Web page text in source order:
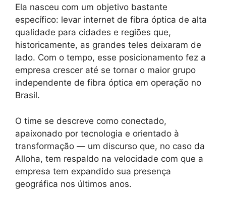
Ela nasceu com um objetivo bastante
específico: levar internet de fibra óptica de alta
qualidade para cidades e regiões que,
historicamente, as grandes teles deixaram de
lado. Com o tempo, esse posicionamento fez a
empresa crescer até se tornar o maior grupo
independente de fibra óptica em operação no
Brasil.
O time se descreve como conectado,
apaixonado por tecnologia e orientado à
transformação — um discurso que, no caso da
Alloha, tem respaldo na velocidade com que a
empresa tem expandido sua presença
geográfica nos últimos anos.